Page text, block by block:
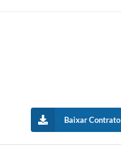
Baixar Contrato